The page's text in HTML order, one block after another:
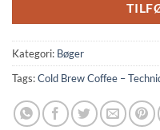
Kategori: Bøger
Tags:Cold Brew Coffee –